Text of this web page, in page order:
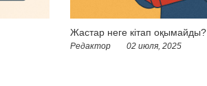
Жастар неге кітап оқымайды?
Редактор 02 июля, 2025